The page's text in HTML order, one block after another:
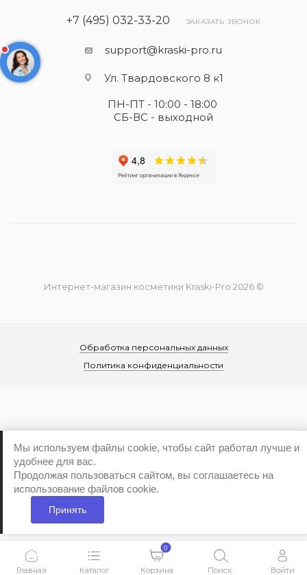
+7 (495) 032-33-20 ЗАКАЗАТЬ ЗВОНОК
support@kraski-pro.ru
Ул. Твардовского 8 к1
ПН-ПТ - 10:00 - 18:00
СБ-ВС - выходной
Интернет-магазин косметики Kraski-Pro 2026 ©
Обработка персональных данных
Политика конфиденциальности
Мы используем файлы cookie, чтобы сайт работал лучше и
удобнее для вас.
Продолжая пользоваться сайтом, вы соглашаетесь на
использование файлов cookie.
Принять
Главная Каталог
0
Корзина Поиск Войти